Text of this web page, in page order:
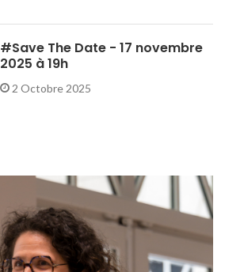
#Save The Date - 17 novembre
2025 à 19h
2 Octobre 2025